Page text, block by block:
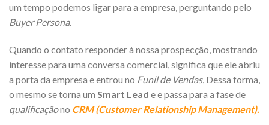
um tempo podemos ligar para a empresa, perguntando pelo
Buyer Persona.
Quando o contato responder à nossa prospecção, mostrando
interesse para uma conversa comercial, significa que ele abriu
a porta da empresa e entrou no Funil de Vendas. Dessa forma,
o mesmo se torna um Smart Lead e e passa para a fase de
qualificaçãono CRM (Customer Relationship Management).